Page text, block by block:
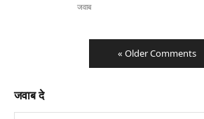
जवाब
« Older Comments
जवाब दे